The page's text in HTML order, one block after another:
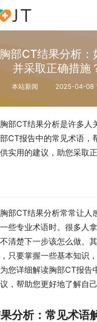
部CT结果分析：
并采取正确措施
本站新闻 2025-04-08
部CT结果分析是许多人
CT报告中的常见术语，
实用的建议，助您采取正
部CT结果分析常常让人
些专业术语时。很多人
清楚下一步该怎么做。
只要掌握一些基本知识
您详细解读胸部CT报告
，帮助您更好地了解自
分析：常见术语